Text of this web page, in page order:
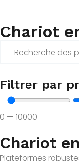
Chariot
Filtrer par
0 — 10000
Chariot
Plateformes